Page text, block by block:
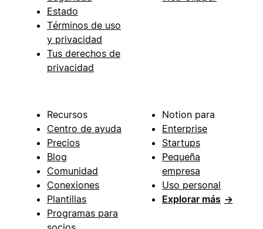
Estado
Términos de uso
y privacidad
Tus derechos de
privacidad
Recursos
Centro de ayuda
Precios
Blog
Comunidad
Conexiones
Plantillas
Programas para
Notion para
Enterprise
Startups
Pequeña
empresa
Uso personal
Explorar más →